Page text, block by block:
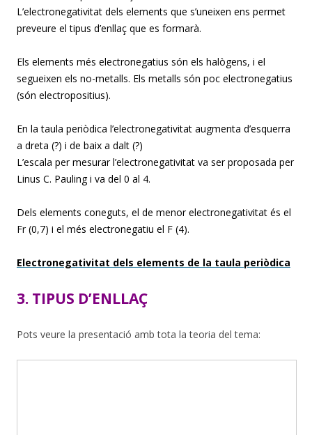
L’electronegativitat dels elements que s’uneixen ens permet
preveure el tipus d’enllaç que es formarà.
Els elements més electronegatius són els halògens, i el
segueixen els no-metalls. Els metalls són poc electronegatius
(són electropositius).
En la taula periòdica l’electronegativitat augmenta d’esquerra
a dreta (?) i de baix a dalt (?)
L’escala per mesurar l’electronegativitat va ser proposada per
Linus C. Pauling i va del 0 al 4.
Dels elements coneguts, el de menor electronegativitat és el
Fr (0,7) i el més electronegatiu el F (4).
Electronegativitat dels elements de la taula periòdica
3. TIPUS D’ENLLAÇ
Pots veure la presentació amb tota la teoria del tema: